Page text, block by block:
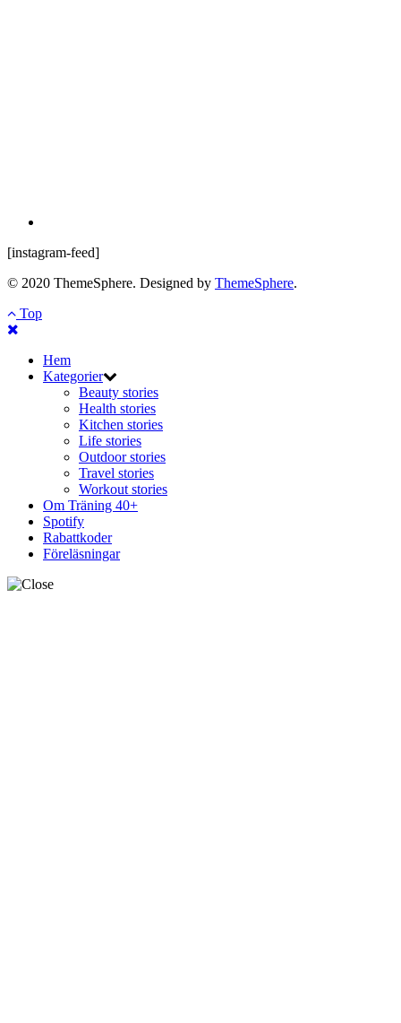
[instagram-feed]
© 2020 ThemeSphere. Designed by ThemeSphere.
Top
Hem
Kategorier
Beauty stories
Health stories
Kitchen stories
Life stories
Outdoor stories
Travel stories
Workout stories
Om Träning 40+
Spotify
Rabattkoder
Föreläsningar